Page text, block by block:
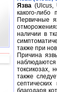
Язва (Ulcus,
какого-либо
Первичные
наличии в
также при
Причина
токсикозах,
также
благодаря